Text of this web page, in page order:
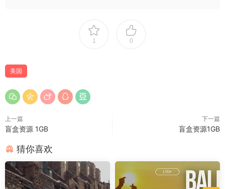
1 0
美国
上一篇
盲盒资源 1GB
下一篇
盲盒资源1GB
猜你喜欢